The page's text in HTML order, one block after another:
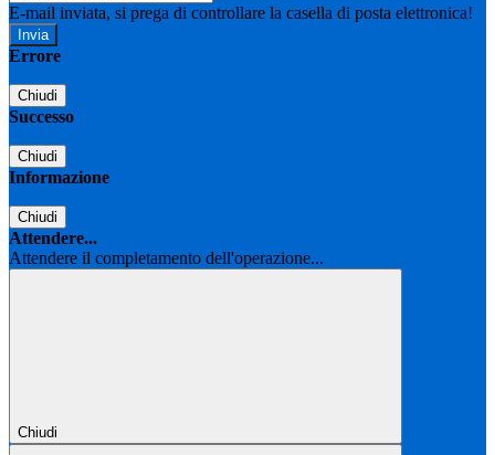
E-mail inviata, si prega di controllare la casella di posta elettronica!
Errore
Chiudi
Successo
Chiudi
Informazione
Chiudi
Attendere...
Attendere il completamento dell'operazione...
Chiudi